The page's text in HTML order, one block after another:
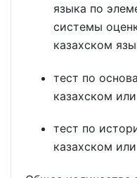
языка по
системы
казахском
тест по
казахском
тест по
казахском